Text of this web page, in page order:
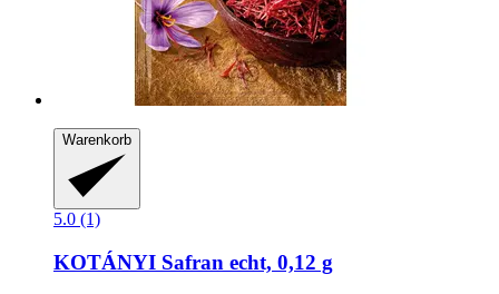
Warenkorb
5.0 (1)
KOTÁNYI Safran echt, 0,12 g